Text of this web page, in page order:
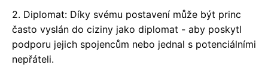
2. Diplomat: Díky svému postavení může být princ
často vyslán do ciziny jako diplomat - aby poskytl
podporu jejich spojencům nebo jednal s potenciálními
nepřáteli.